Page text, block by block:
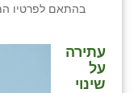
בהתאם לפרטיו
עתירה
על
שינוי